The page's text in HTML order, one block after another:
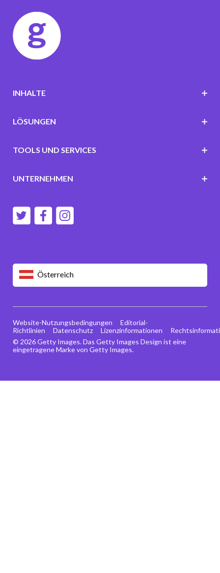
Österreich
INHALTE
LÖSUNGEN
TOOLS UND SERVICES
UNTERNEHMEN
© 2026 Getty Images. Das Getty Images Design ist eine
eingetragene Marke von Getty Images.
Website-Nutzungsbedingungen
Editorial-
Richtlinien
Datenschutz Lizenzinformationen